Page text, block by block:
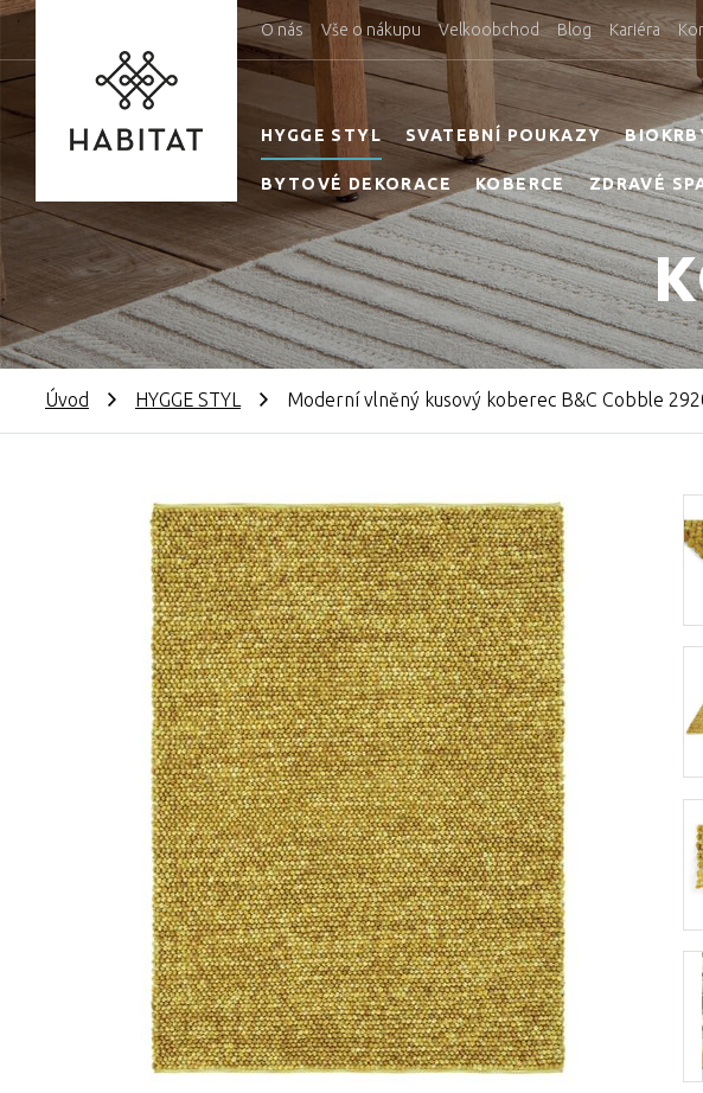
O nás Vše o nákupu Velkoobchod Blog Kariéra
HYGGE STYL SVATEBNÍ POUKAZY
BYTOVÉ DEKORACE KOBERCE ZDRAVÉ
Úvod HYGGE STYL Moderní vlněný kusový koberec B&C Cobble